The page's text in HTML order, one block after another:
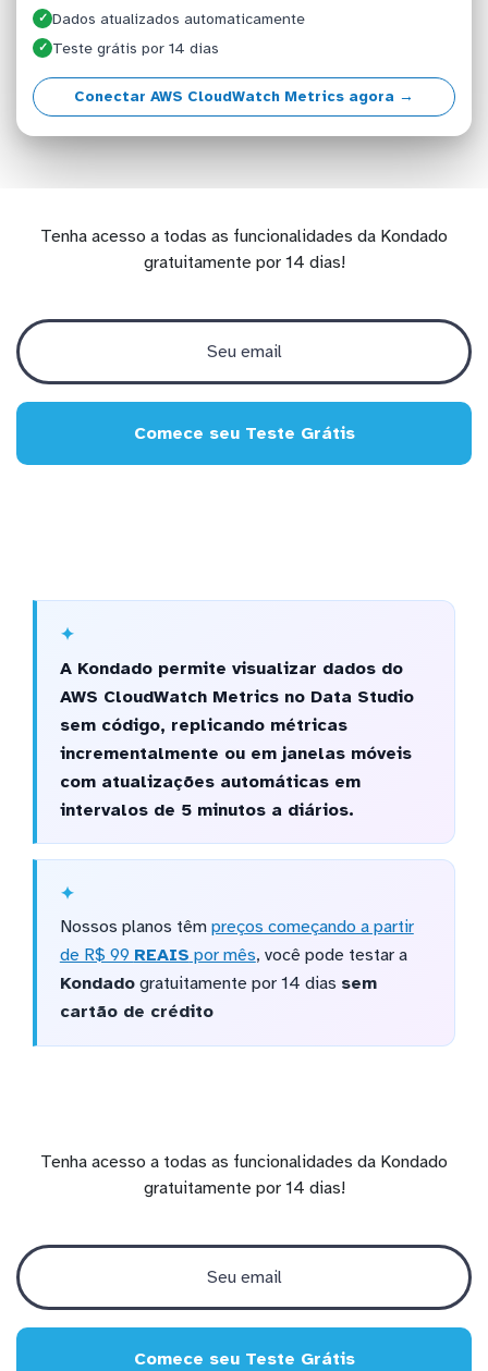
✓ Dados atualizados automaticamente
✓ Teste grátis por 14 dias
Conectar AWS CloudWatch Metrics agora →
Tenha acesso a todas as funcionalidades da Kondado
gratuitamente por 14 dias!
Comece seu Teste Grátis
A Kondado permite visualizar dados do
AWS CloudWatch Metrics no Data Studio
sem código, replicando métricas
incrementalmente ou em janelas móveis
com atualizações automáticas em
intervalos de 5 minutos a diários.
Nossos planos têm preços começando a partir
de R$ 99 REAIS por mês, você pode testar a
Kondadogratuitamente por 14 dias sem
cartão de crédito
Tenha acesso a todas as funcionalidades da Kondado
gratuitamente por 14 dias!
Comece seu Teste Grátis